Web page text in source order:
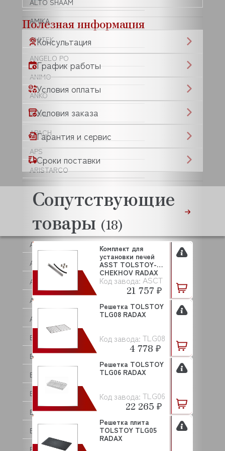
ALTO SHAAM
AMIKA
AMITEK
ANGELO PO
ANIMO
ANKO
ANVIL
APACH
APS
ARISTARCO
ARKTO
ASKO
ASSUM
ATA
ATESY (АТЕСИ)
ATOLLSPEED
AUCMA
AURORA
BAKEBERRY
BARBOSSA P.L.
BARTSCHER
BASSANINA
BEAR VARIMIXER
BECKERS
BERKEL
Полезная информация
Консультация
График работы
Условия оплаты
Условия заказа
Гарантия и сервис
Сроки поставки
Сопутствующие
товары (18)
Код завода: ASСT
Комплект для
установки печей
ASST TOLSTOY-
CHEKHOV RADAX
21 757 ₽
Код завода: TLG08
Решетка TOLSTOY
TLG08 RADAX
4 778 ₽
Код завода: TLG06
Решетка TOLSTOY
TLG06 RADAX
22 265 ₽
Решетка плита
TOLSTOY TLG05
RADAX